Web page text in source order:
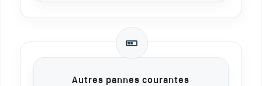
Autres pannes courantes